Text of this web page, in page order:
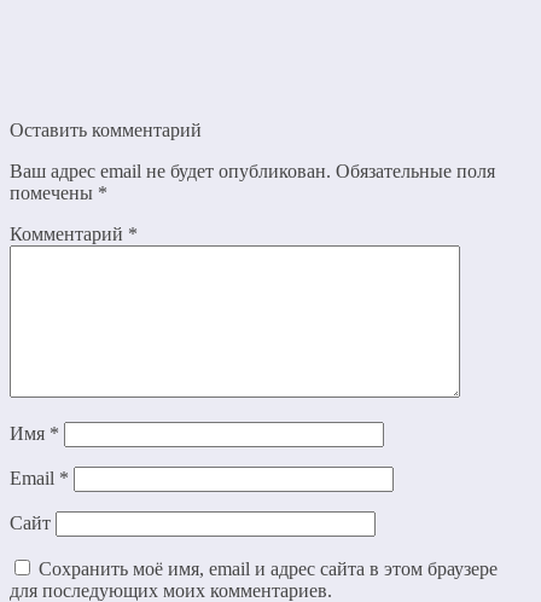
Оставить комментарий
Ваш адрес email не будет опубликован. Обязательные поля
помечены *
Комментарий *
Имя *
Email *
Сайт
Сохранить моё имя, email и адрес сайта в этом браузере
для последующих моих комментариев.